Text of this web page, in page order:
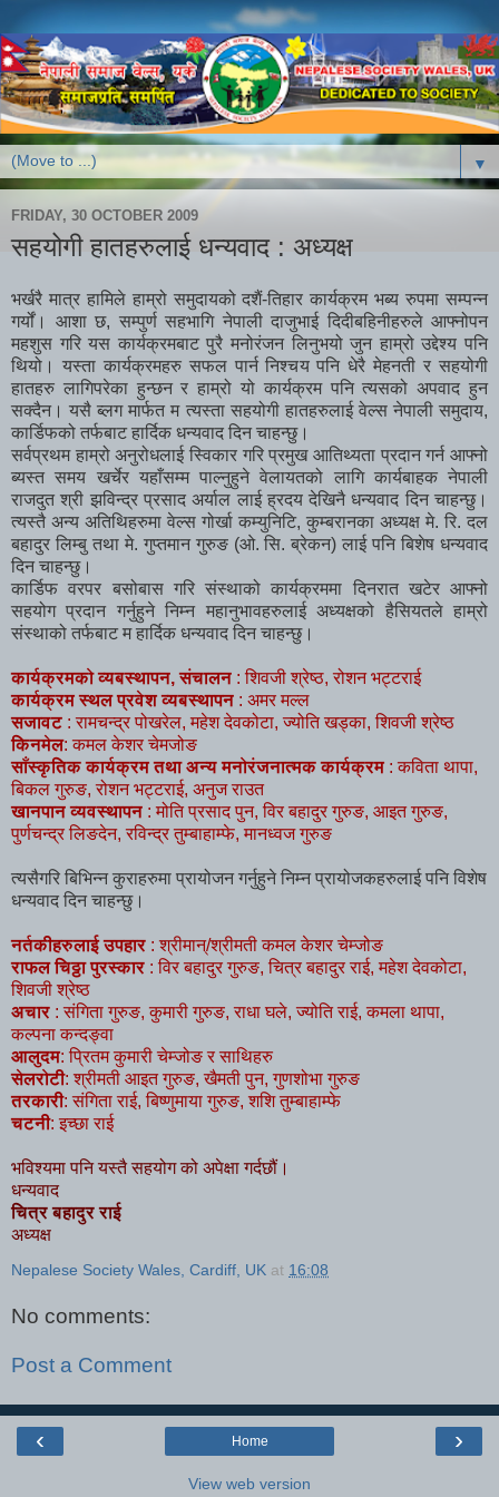
▼
FRIDAY, 30 OCTOBER 2009
सहयोगी हातहरुलाई धन्यवाद : अध्यक्ष
भर्खरै मात्र हामिले हाम्रो समुदायको दशैं-तिहार कार्यक्रम भब्य रुपमा सम्पन्न
गर्यों। आशा छ, सम्पुर्ण सहभागि नेपाली दाजुभाई दिदीबहिनीहरुले आफ्नोपन
महशुस गरि यस कार्यक्रमबाट पुरै मनोरंजन लिनुभयो जुन हाम्रो उद्देश्य पनि
थियो। यस्ता कार्यक्रमहरु सफल पार्न निश्चय पनि धेरै मेहनती र सहयोगी
हातहरु लागिपरेका हुन्छन र हाम्रो यो कार्यक्रम पनि त्यसको अपवाद हुन
सक्दैन। यसै ब्लग मार्फत म त्यस्ता सहयोगी हातहरुलाई वेल्स नेपाली समुदाय,
कार्डिफको तर्फबाट हार्दिक धन्यवाद दिन चाहन्छु।
सर्वप्रथम हाम्रो अनुरोधलाई स्विकार गरि प्रमुख आतिथ्यता प्रदान गर्न आफ्नो
ब्यस्त समय खर्चेर यहाँसम्म पाल्नुहुने वेलायतको लागि कार्यबाहक नेपाली
राजदुत श्री झविन्द्र प्रसाद अर्याल लाई ह्रदय देखिनै धन्यवाद दिन चाहन्छु।
त्यस्तै अन्य अतिथिहरुमा वेल्स गोर्खा कम्युनिटि, कुम्बरानका अध्यक्ष मे. रि. दल
बहादुर लिम्बु तथा मे. गुप्तमान गुरुङ (ओ. सि. ब्रेकन) लाई पनि बिशेष धन्यवाद
दिन चाहन्छु।
कार्डिफ वरपर बसोबास गरि संस्थाको कार्यक्रममा दिनरात खटेर आफ्नो
सहयोग प्रदान गर्नुहुने निम्न महानुभावहरुलाई अध्यक्षको हैसियतले हाम्रो
संस्थाको तर्फबाट म हार्दिक धन्यवाद दिन चाहन्छु।
कार्यक्रमको व्यबस्थापन, संचालन : शिवजी श्रेष्ठ, रोशन भट्टराई
कार्यक्रम स्थल प्रवेश व्यबस्थापन : अमर मल्ल
सजावट : रामचन्द्र पोखरेल, महेश देवकोटा, ज्योति खड्का, शिवजी श्रेष्ठ
किनमेल: कमल केशर चेमजोङ
साँस्कृतिक कार्यक्रम तथा अन्य मनोरंजनात्मक कार्यक्रम : कविता थापा,
बिकल गुरुङ, रोशन भट्टराई, अनुज राउत
खानपान व्यवस्थापन : मोति प्रसाद पुन, विर बहादुर गुरुङ, आइत गुरुङ,
पुर्णचन्द्र लिङदेन, रविन्द्र तुम्बाहाम्फे, मानध्वज गुरुङ
त्यसैगरि बिभिन्न कुराहरुमा प्रायोजन गर्नुहुने निम्न प्रायोजकहरुलाई पनि विशेष
धन्यवाद दिन चाहन्छु।
नर्तकीहरुलाई उपहार : श्रीमान्/श्रीमती कमल केशर चेम्जोङ
राफल चिठ्ठा पुरस्कार : विर बहादुर गुरुङ, चित्र बहादुर राई, महेश देवकोटा,
शिवजी श्रेष्ठ
अचार : संगिता गुरुङ, कुमारी गुरुङ, राधा घले, ज्योति राई, कमला थापा,
कल्पना कन्दङ्वा
आलुदम: प्रितम कुमारी चेम्जोङ र साथिहरु
सेलरोटी: श्रीमती आइत गुरुङ, खैमती पुन, गुणशोभा गुरुङ
तरकारी: संगिता राई, बिष्णुमाया गुरुङ, शशि तुम्बाहाम्फे
चटनी: इच्छा राई
भविश्यमा पनि यस्तै सहयोग को अपेक्षा गर्दछौं।
धन्यवाद
चित्र बहादुर राई
अध्यक्ष
Nepalese Society Wales, Cardiff, UK at 16:08
No comments:
Post a Comment
‹ ›
Home
View web version